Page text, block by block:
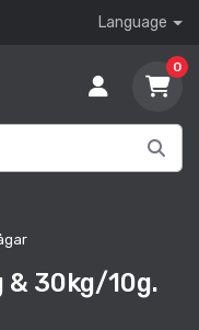
Language
0
& 30kg/10g.